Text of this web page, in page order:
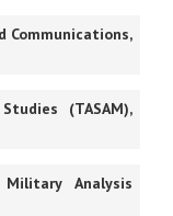
Communications,
(TASAM),
Analysis